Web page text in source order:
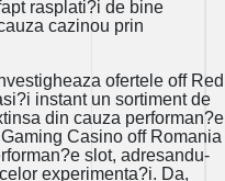
rasplati?i de bine
cazinou prin
ofertele off Red
instant un sortiment de
din cauza performan?e
Casino off Romania
slot, adresandu-
experimenta?i. Da,